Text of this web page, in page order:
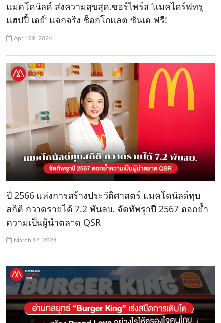
แมคโดนัลด์ ส่งความสุขสุดเซอร์ไพร์ส ‘แมคไดร์ฟทรู
แฮปปี้ เดย์’ แจกจริง ช็อกโกแลต ซันเด ฟรี!
April 29, 2024
ปี 2566 แห่งการสร้างประวัติศาสตร์ แมคโดนัลด์ทุบ
สถิติ กวาดรายได้ 7.2 พันลบ. จัดทัพรุกปี 2567 ตอกย้ำ
ความเป็นผู้นำตลาด QSR
March 12, 2024